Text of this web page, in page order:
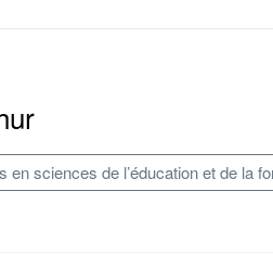
en sciences de l’éducation et de la